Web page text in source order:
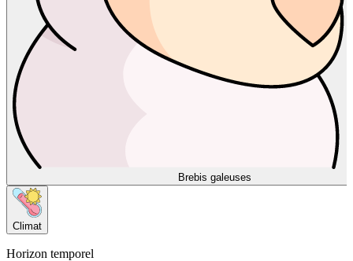
Brebis galeuses
Climat
Horizon temporel